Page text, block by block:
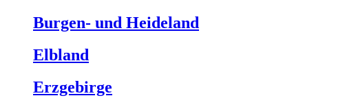
Burgen- und Heideland
Elbland
Erzgebirge